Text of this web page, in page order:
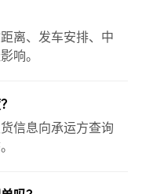
离、发车安排、中
响。
信息向承运方查询